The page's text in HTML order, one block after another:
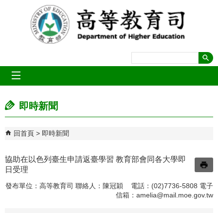
跳到主要內容區塊
即時新聞
回首頁 即時新聞
協助在以色列臺生申請返臺學習 教育部會同各大學即
日受理
發布單位：高等教育司 聯絡人：陳冠穎 電話：(02)7736-5808 電子
信箱： amelia@mail.moe.gov.tw